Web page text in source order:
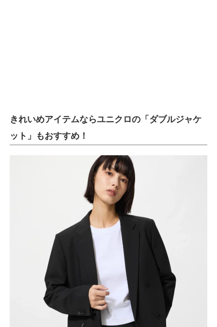
きれいめアイテムならユニクロの「ダブルジャケ
ット」もおすすめ！